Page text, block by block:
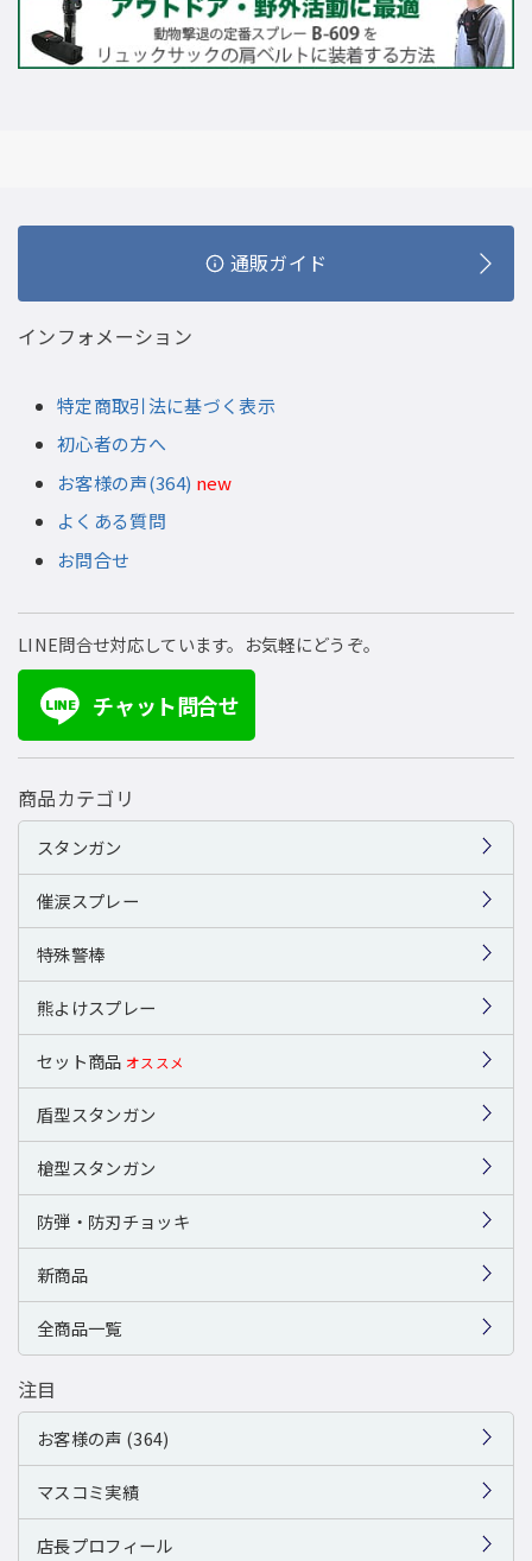
通販ガイド
インフォメーション
特定商取引法に基づく表示
初心者の方へ
お客様の声(364) new
よくある質問
お問合せ
LINE問合せ対応しています。お気軽にどうぞ。
LINE チャット問合せ
商品カテゴリ
スタンガン
催涙スプレー
特殊警棒
熊よけスプレー
セット商品 オススメ
盾型スタンガン
槍型スタンガン
防弾・防刃チョッキ
新商品
全商品一覧
注目
お客様の声 (364)
マスコミ実績
店長プロフィール